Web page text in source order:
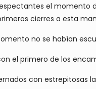
el
cierres a esta
no se habían
el primero de los
con